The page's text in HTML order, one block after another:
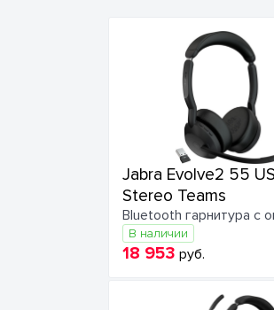
Jabra Evolve2 55
Stereo Teams
Bluetooth гарнитура с
В наличии
18 953 руб.